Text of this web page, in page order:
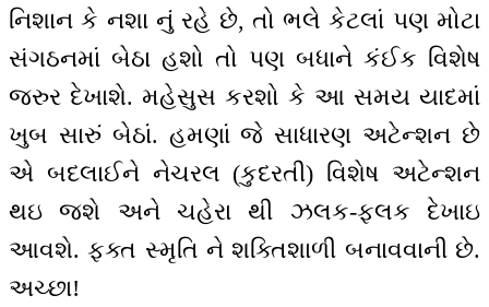
નિશાન કે નશા નું રહે છે, તો ભલે કેટલાં પણ મોટા
સંગઠનમાં બેઠા હશો તો પણ બધાને કંઈક વિશેષ
જરુર દેખાશે. મહેસુસ કરશો કે આ સમય યાદમાં
ખુબ સારું બેઠાં. હમણાં જે સાધારણ અટેન્શન છે
એ બદલાઈને નેચરલ (કુદરતી) વિશેષ અટેન્શન
થઇ જશે અને ચહેરા થી ઝલક-ફલક દેખાઇ
આવશે. ફક્ત સ્મૃતિ ને શક્તિશાળી બનાવવાની છે.
અચ્છા!